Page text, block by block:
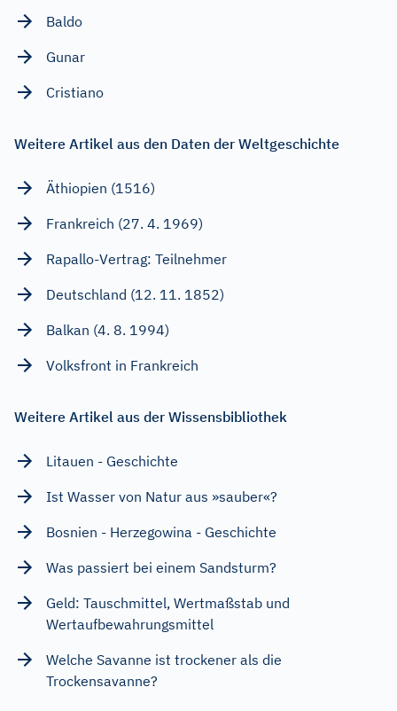
Baldo
Gunar
Cristiano
Weitere Artikel aus den Daten der Weltgeschichte
Äthiopien (1516)
Frankreich (27. 4. 1969)
Rapallo-Vertrag: Teilnehmer
Deutschland (12. 11. 1852)
Balkan (4. 8. 1994)
Volksfront in Frankreich
Weitere Artikel aus der Wissensbibliothek
Litauen - Geschichte
Ist Wasser von Natur aus »sauber«?
Bosnien - Herzegowina - Geschichte
Was passiert bei einem Sandsturm?
Geld: Tauschmittel, Wertmaßstab und
Wertaufbewahrungsmittel
Welche Savanne ist trockener als die
Trockensavanne?